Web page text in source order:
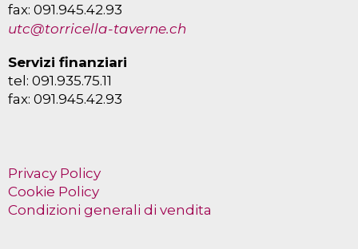
fax: 091.945.42.93
utc@torricella-taverne.ch
Servizi finanziari
tel: 091.935.75.11
fax: 091.945.42.93
Privacy Policy
Cookie Policy
Condizioni generali di vendita